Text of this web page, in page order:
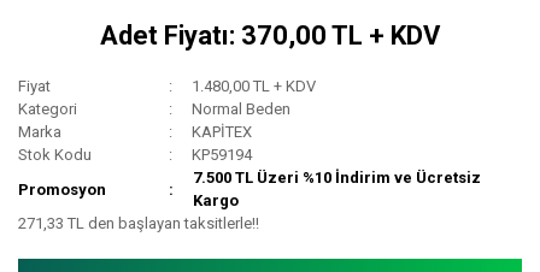
Adet Fiyatı: 370,00 TL + KDV
Fiyat
1.480,00 TL + KDV
Kategori
Normal Beden
Marka
KAPİTEX
Stok Kodu
KP59194
Promosyon
7.500 TL Üzeri %10 İndirim ve Ücretsiz
Kargo
271,33 TL den başlayan taksitlerle!!